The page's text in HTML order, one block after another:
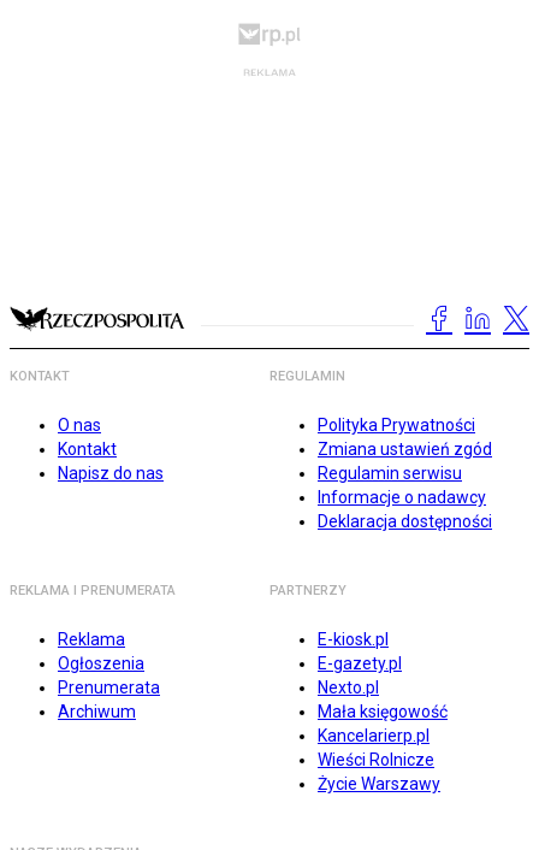
KONTAKT
O nas
Kontakt
Napisz do nas
REGULAMIN
Polityka Prywatności
Zmiana ustawień zgód
Regulamin serwisu
Informacje o nadawcy
Deklaracja dostępności
REKLAMA I PRENUMERATA
Reklama
Ogłoszenia
Prenumerata
Archiwum
PARTNERZY
E-kiosk.pl
E-gazety.pl
Nexto.pl
Mała księgowość
Kancelarierp.pl
Wieści Rolnicze
Życie Warszawy